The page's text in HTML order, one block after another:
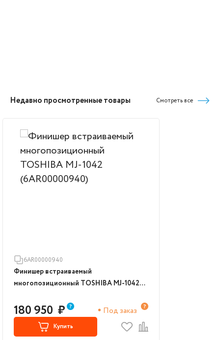
Недавно просмотренные товары Смотреть все
6AR00000940
Финишер встраиваемый
многопозиционный TOSHIBA MJ-1042
180 950 ₽ Под заказ
Купить